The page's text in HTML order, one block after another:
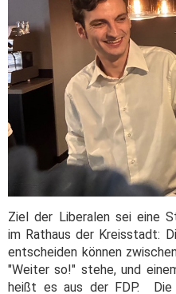
Ziel der Liberalen sei eine
im Rathaus der Kreisstadt:
entscheiden können
"Weiter so!" stehe, und
heißt es aus der FDP. Die